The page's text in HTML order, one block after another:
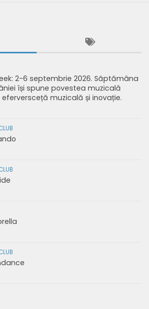
2-6 septembrie 2026. Săptămâna
își spune povestea muzicală
muzicală și inovație.